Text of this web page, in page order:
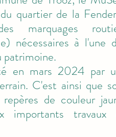
quartier de la
marquages
nécessaires à l'une
patrimoine.
en mars 2024 par
C'est ainsi que
de couleur
importants travaux